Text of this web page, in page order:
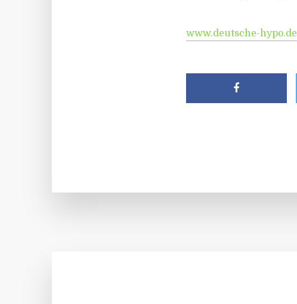
www.deutsche-hypo.de